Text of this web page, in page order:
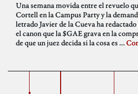
Una semana movida entre el revuelo
Cortell en la Campus Party y la
letrado Javier de la Cueva ha
el canon que la $GAE grava en la
de que un juez decida si la cosa es …